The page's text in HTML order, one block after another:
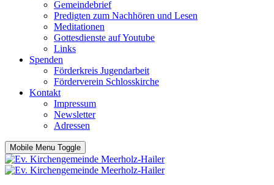
Gemeindebrief
Predigten zum Nachhören und Lesen
Meditationen
Gottesdienste auf Youtube
Links
Spenden
Förderkreis Jugendarbeit
Förderverein Schlosskirche
Kontakt
Impressum
Newsletter
Adressen
Mobile Menu Toggle